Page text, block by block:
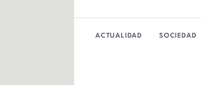
ACTUALIDAD SOCIEDAD